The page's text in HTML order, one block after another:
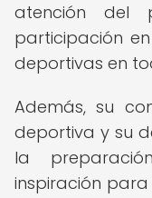
atención del
participación
deportivas en
Además, su
deportiva y su
la
inspiración